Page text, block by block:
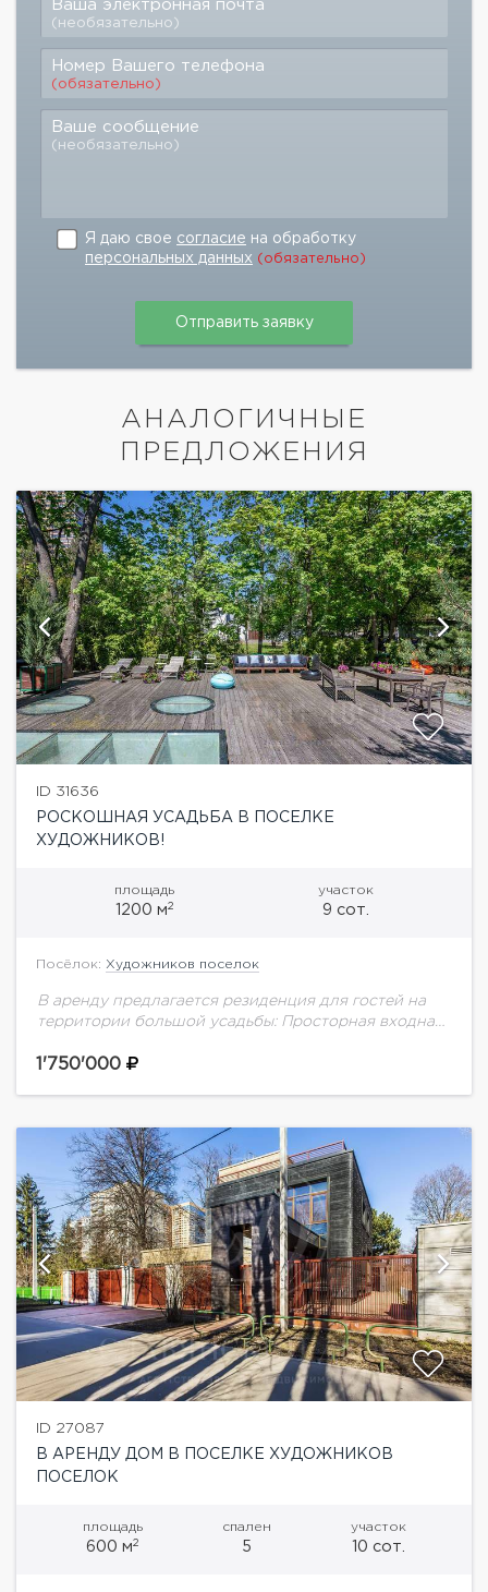
Ваша электронная почта
(необязательно)
Номер Вашего телефона
(обязательно)
Ваше сообщение
(необязательно)
Я даю свое согласие на обработку
персональных данных (обязательно)
АНАЛОГИЧНЫЕ
ПРЕДЛОЖЕНИЯ
ID 31636
РОСКОШНАЯ УСАДЬБА В ПОСЕЛКЕ
ХУДОЖНИКОВ!
площадь
1200 м2
участок
9 сот.
Посёлок: Художников поселок
В аренду предлагается резиденция для гостей на
территории большой усадьбы: Просторная входная
гостиная-столовая, открытое пространство.Общая
1'750'000
ID 27087
В АРЕНДУ ДОМ В ПОСЕЛКЕ ХУДОЖНИКОВ
ПОСЕЛОК
площадь
600 м2
спален
5
участок
10 сот.